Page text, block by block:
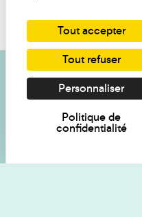
Je souhaite
Inscrivez-
Tout accepter
Tout refuser
Personnaliser
Politique de
confidentialité